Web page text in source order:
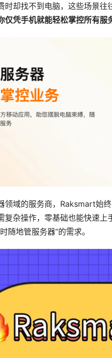
时却找不到电脑，这些场景往
仅凭手机就能轻松掌控所有
领域的服务商，Raksmart始
复杂操作，零基础也能快速上
随地管服务器”的需求。